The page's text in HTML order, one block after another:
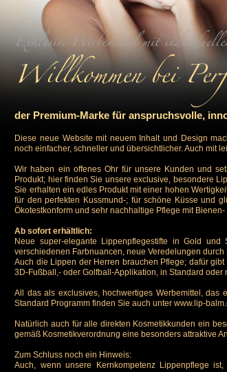
der Premium-Marke für anspruchsvolle,
Diese neue Website mit neuem Inhalt und Design
noch einfacher, schneller und übersichtlicher. Auch mit
Wir haben ein offenes Ohr für unsere Kunden und
Produkt; hier finden Sie unsere exclusive, besondere
Sie erhalten ein edles Produkt mit einer hohen
für den perfekten Kussmund-; für schöne Küsse und
Ökotestkonform und sehr nachhaltige Pflege mit Bienen-
Ab sofort erhältlich:
Neue super-elegante Lippenpflegestifte in Gold
verschiedenen Farbnuancen, neue Veredelungen
Auch die Lippen der Herren brauchen Pflege; dafür
3D-Fußball,- oder Golfball-Applikation, in Standard oder
All das als exclusives, hochwertiges Werbemittel, das
Standard Programm finden Sie auch unterwww.lip-
Natürlich auch für alle direkten Kosmetikkunden ein
gemäß Kosmetikverordnung eine besonders attraktive
Zum Schluss noch ein Hinweis:
Auch, wenn unsere Kernkompetenz Lippenpflege